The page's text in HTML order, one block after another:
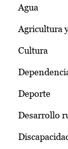
Agua
Agricultura
Cultura
Deporte
Desarrollo